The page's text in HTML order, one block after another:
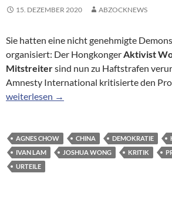
15. DEZEMBER 2020 ABZOCKNEWS
Sie hatten eine nicht genehmigte
organisiert: Der HongkongerAktivist
Mitstreitersind nun zu Haftstrafen
Amnesty International kritisierte den
Demokratiebewegung in Hongkong:
weiterlesen →
AGNES CHOW CHINA DEMOKRATIE
IVAN LAM
JOSHUA WONG KRITIK
URTEILE